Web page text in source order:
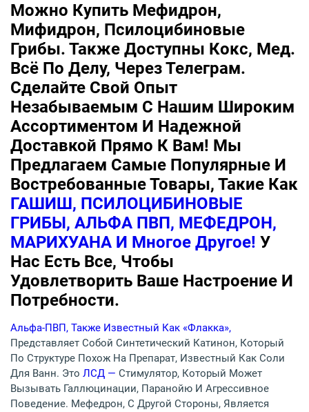
Можно Купить Мефидрон,
Мифидрон, Псилоцибиновые
Грибы. Также Доступны Кокс, Мед.
Всё По Делу, Через Телеграм.
Сделайте Свой Опыт
Незабываемым С Нашим Широким
Ассортиментом И Надежной
Доставкой Прямо К Вам! Мы
Предлагаем Самые Популярные И
Востребованные Товары, Такие Как
ГАШИШ, ПСИЛОЦИБИНОВЫЕ
ГРИБЫ, АЛЬФА ПВП, МЕФЕДРОН,
МАРИХУАНА И Многое Другое! У
Нас Есть Все, Чтобы
Удовлетворить Ваше Настроение И
Потребности.
Альфа-ПВП, Также Известный Как «флакка»,
Представляет Собой Синтетический Катинон, Который
По Структуре Похож На Препарат, Известный Как Соли
Для Ванн. Это ЛСД — Стимулятор, Который Может
Вызывать Галлюцинации, Паранойю И Агрессивное
Поведение. Мефедрон, С Другой Стороны, Является